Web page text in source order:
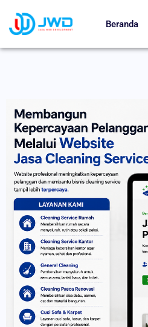
Beranda